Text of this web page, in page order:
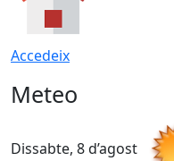
Accedeix
Meteo
Dissabte, 8 d’agost